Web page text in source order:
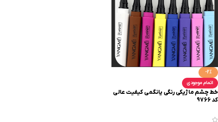
-2%
اتمام موجودی
خط چشم ماژیکی رنگی یانگمی کیفیت عالی
کد 9766